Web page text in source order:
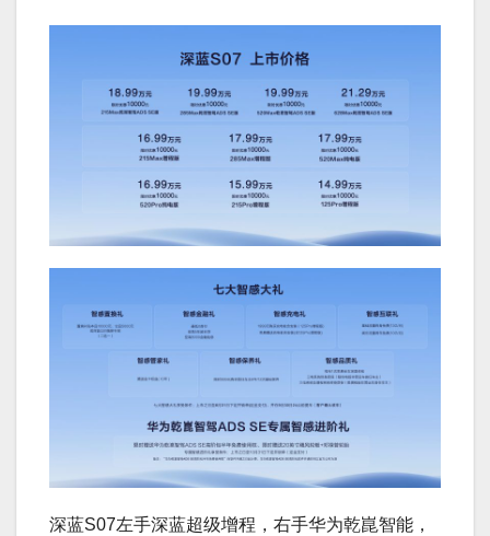
深蓝S07左手深蓝超级增程，右手华为乾崑智能，